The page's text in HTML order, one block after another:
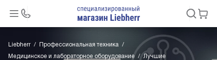
Liebherr
Профессиональная техника
Медицинское и лабораторное оборудование
Лучшие